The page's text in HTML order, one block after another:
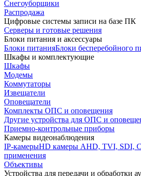
Снегоуборщики
Распродажа
Цифровые системы записи на базе ПК
Серверы и готовые решения
Блоки питания и аксессуары
Блоки питанияБлоки бесперебойного
Шкафы и комплектующие
Шкафы
Модемы
Коммутаторы
Извещатели
Оповещатели
Комплекты ОПС и оповещения
Другие устройства для ОПС и
Приемно-контрольные приборы
Камеры видеонаблюдения
IP-камерыHD камеры AHD, TVI, SDI,
применения
Объективы
Устройства для передачи и обработки